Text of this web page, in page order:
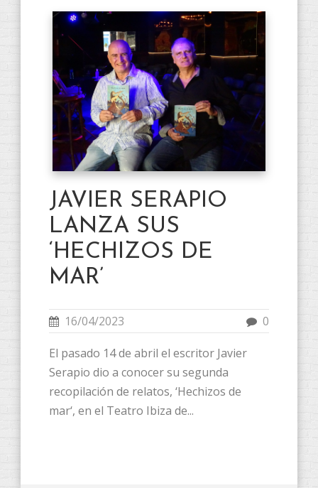
JAVIER SERAPIO
LANZA SUS
‘HECHIZOS DE
MAR’
16/04/2023 0
El pasado 14 de abril el escritor Javier
Serapio dio a conocer su segunda
recopilación de relatos, ‘Hechizos de
mar‘, en el Teatro Ibiza de...